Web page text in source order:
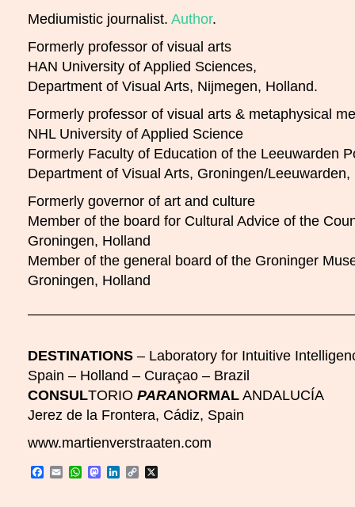
Mediumistic journalist. Author.
Formerly professor of visual arts
HAN University of Applied Sciences,
Department of Visual Arts, Nijmegen, Holland.
Formerly professor of visual arts & metaphysical
NHL University of Applied Science
Formerly Faculty of Education of the Leeuwarden
Department of Visual Arts, Groningen/Leeuwarden,
Formerly governor of art and culture
Member of the board for Cultural Advice of the
Groningen, Holland
Member of the general board of the Groninger
Groningen, Holland
DESTINATIONS – Laboratory for Intuitive
Spain – Holland – Curaçao – Brazil
CONSULTORIO PARANORMAL ANDALUCÍA
Jerez de la Frontera, Cádiz, Spain
www.martienverstraaten.com
Facebook
EmailWhatsApp
Mastodon
LinkedIn
Copy